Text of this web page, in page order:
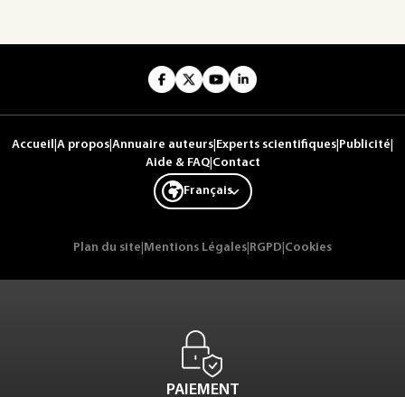
Accueil A propos Annuaire auteurs Experts scientifiques Publicité
Aide & FAQ| Contact
Français
Plan du site Mentions Légales RGPD Cookies
PAIEMENT